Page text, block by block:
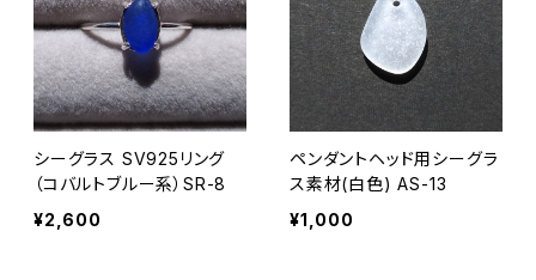
シーグラス SV925リング
（コバルトブルー系）SR-8
¥2,600
ペンダントヘッド用シーグラ
ス素材(白色) AS-13
¥1,000